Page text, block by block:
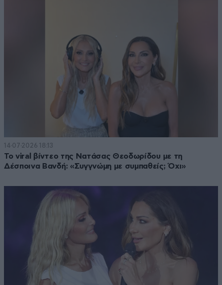
14·07·2026 18:13
Το viral βίντεο της Νατάσας Θεοδωρίδου με τη
Δέσποινα Βανδή: «Συγγνώμη με συμπαθείς; Όχι»